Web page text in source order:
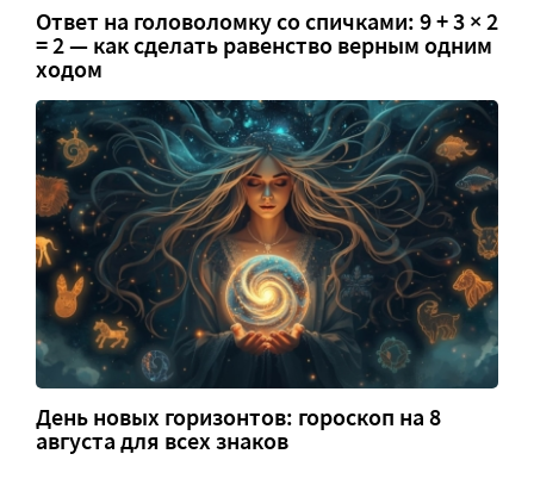
Ответ на головоломку со спичками: 9 + 3 × 2
= 2 — как сделать равенство верным одним
ходом
День новых горизонтов: гороскоп на 8
августа для всех знаков